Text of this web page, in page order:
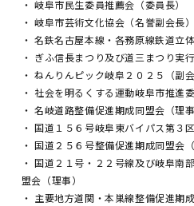
・ 岐阜市民生委員推薦会（委員長）
・ 岐阜市芸術文化協会（名誉副会長）
・ 名鉄名古屋本線・各務原線鉄道立
・ ぎふ信長まつり及び道三まつり実
・ ねんりんピック岐阜２０２５（副会
・ 社会を明るくする運動岐阜市推進
・ 名岐道路整備促進期成同盟会（理事
・ 国道１５６号岐阜東バイパス第３
・ 国道２５６号整備促進期成同盟会（
・ 国道２１号・２２号線及び岐阜南
盟会（理事）
・ 主要地方道関・本巣線整備促進期